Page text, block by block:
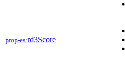
prop-es:rd3Score